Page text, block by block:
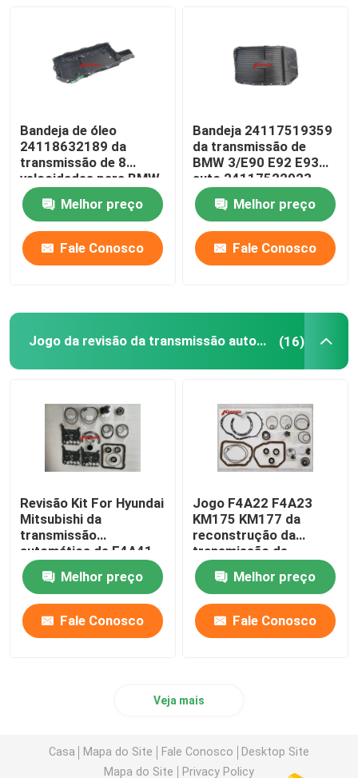
Bandeja de óleo
24118632189 da
transmissão de 8
velocidades para BMW
1seris F20 3seris F30
F80
Melhor preço
Fale Conosco
Bandeja 24117519359
da transmissão de
BMW 3/E90 E92 E93
auto 24117522923
24152333903
Melhor preço
Fale Conosco
Jogo da revisão da transmissão automática (16)
Revisão Kit For Hyundai
Mitsubishi da
transmissão
automática de F4A41
F4A42 F4A4B
Melhor preço
Fale Conosco
Jogo F4A22 F4A23
KM175 KM177 da
reconstrução da
transmissão de
Hyundai do espaço de
MitsubishiMelhor preço
Fale Conosco
Veja mais
Casa Mapa do Site Fale Conosco
Desktop Site
Mapa do Site
Privacy Policy